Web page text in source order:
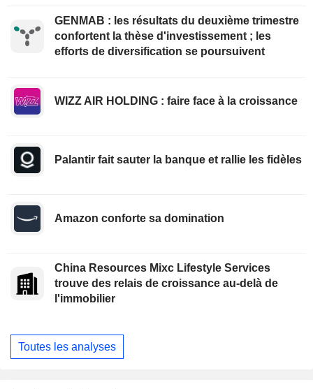
GENMAB : les résultats du deuxième trimestre
confortent la thèse d'investissement ; les
efforts de diversification se poursuivent
WIZZ AIR HOLDING : faire face à la croissance
Palantir fait sauter la banque et rallie les fidèles
Amazon conforte sa domination
China Resources Mixc Lifestyle Services
trouve des relais de croissance au-delà de
l'immobilier
Toutes les analyses